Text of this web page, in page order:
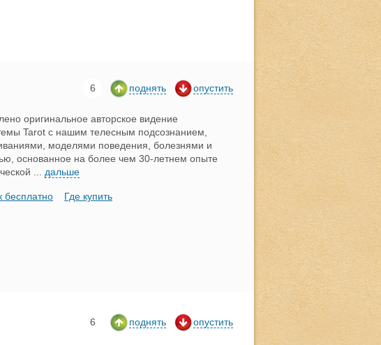
6 поднять опустить
оригинальное авторское видение
Tarot с нашим телесным подсознанием,
моделями поведения, болезнями и
основанное на более чем 30-летнем опыте
дальше
бесплатно Где купить
6 поднять опустить